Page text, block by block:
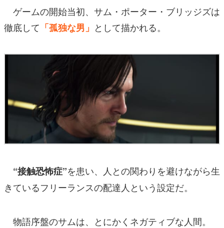
ゲームの開始当初、サム・ポーター・ブリッジズは
徹底して 「孤独な男」 として描かれる。
“接触恐怖症”を患い、人との関わりを避けながら生
きているフリーランスの配達人という設定だ。
物語序盤のサムは、とにかくネガティブな人間。